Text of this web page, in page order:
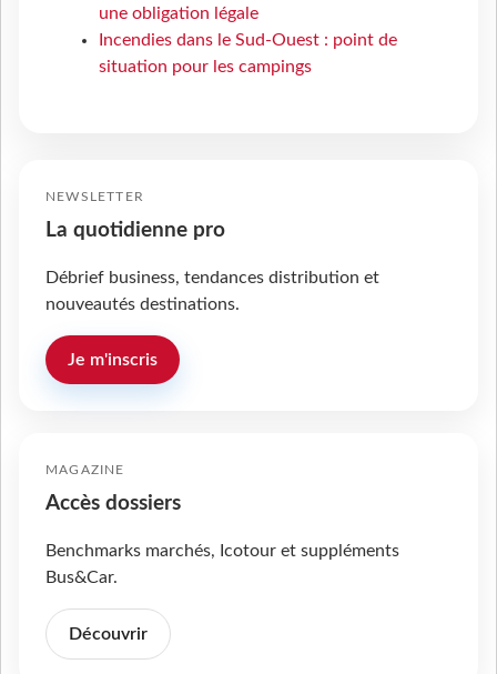
une obligation légale
Incendies dans le Sud-Ouest : point de
situation pour les campings
NEWSLETTER
La quotidienne pro
Débrief business, tendances distribution et
nouveautés destinations.
Je m'inscris
MAGAZINE
Accès dossiers
Benchmarks marchés, Icotour et suppléments
Bus&Car.
Découvrir